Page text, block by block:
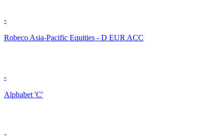
-
Robeco Asia-Pacific Equities - D EUR ACC
-
Alphabet 'C'
-